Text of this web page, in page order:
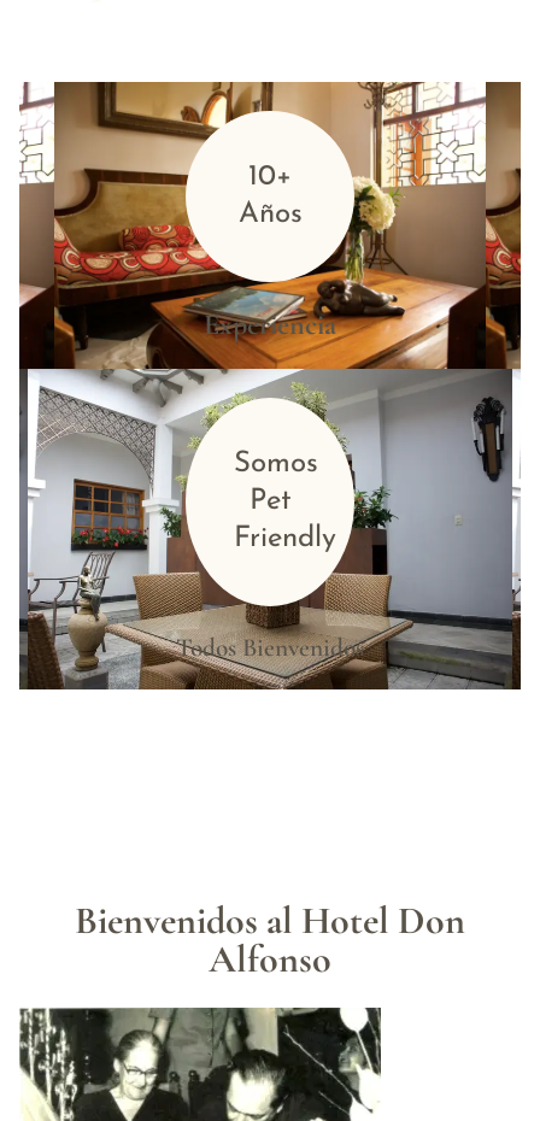
10+
Años
Experiencia
Somos
Pet
Friendly
Todos Bienvenidos
Bienvenidos al Hotel Don
Alfonso